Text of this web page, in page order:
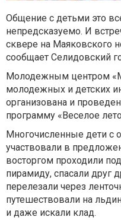
Общение с детьми это
непредсказуемо. И
сквере на Маяковского
сообщает Селидовский
Молодежным центром
молодежных и детских
организована и
программу «Веселое
Многочисленные дети с
участвовали в
восторгом проходили
пирамиду, спасали друг
перелезали через
путешествовали на
и даже искали клад.